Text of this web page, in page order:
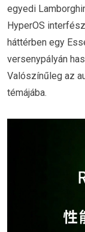
egyedi
HyperOS
háttérben egy
versenypályán
Valószínűleg az
témájába.